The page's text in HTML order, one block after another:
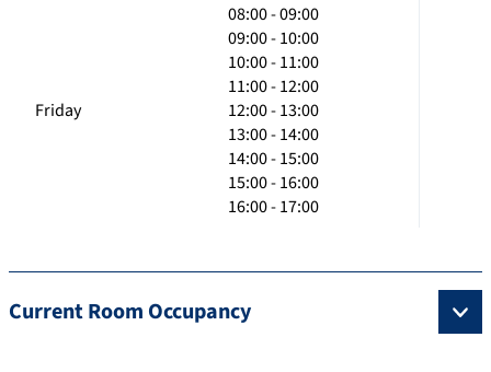
Friday
08:00 - 09:00
09:00 - 10:00
10:00 - 11:00
11:00 - 12:00
12:00 - 13:00
13:00 - 14:00
14:00 - 15:00
15:00 - 16:00
16:00 - 17:00
Current Room Occupancy